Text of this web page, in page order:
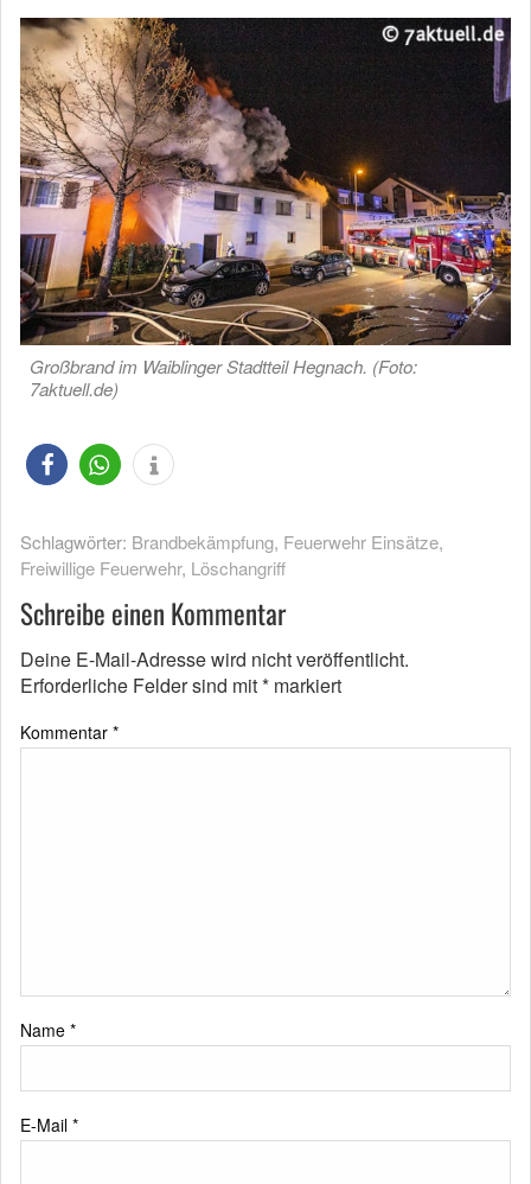
Großbrand im Waiblinger Stadtteil Hegnach. (Foto:
7aktuell.de)
Schlagwörter: Brandbekämpfung, Feuerwehr Einsätze,
Freiwillige Feuerwehr, Löschangriff
Schreibe einen Kommentar
Deine E-Mail-Adresse wird nicht veröffentlicht.
Erforderliche Felder sind mit* markiert
Kommentar *
Name *
E-Mail *